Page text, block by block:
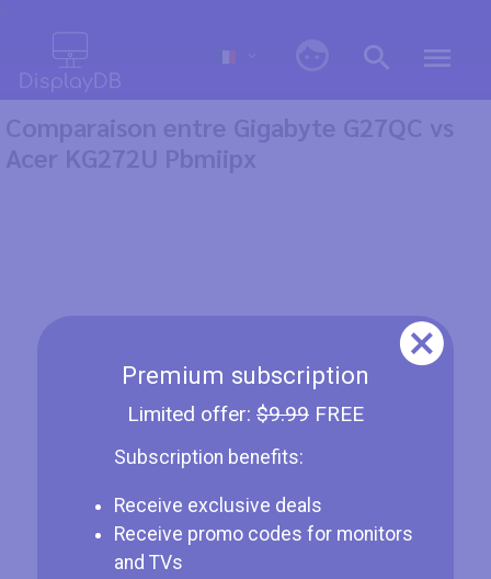
Premium subscription
Limited offer: $9.99FREE
Subscription benefits:
Receive exclusive deals
Receive promo codes for monitors
and TVs
Comparaison entre Gigabyte G27QC vs
Acer KG272U Pbmiipx